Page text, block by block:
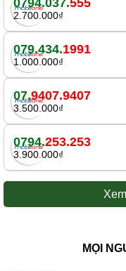
0794.037.555
2.700.000₫
079.434.1991
1.000.000₫
07.9407.9407
3.500.000₫
0794.253.253
3.900.000₫
MỌI